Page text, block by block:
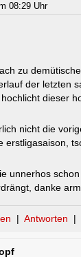
08:29 Uhr
zu
der letzten
dieser
nicht die
erstligasaison,
unnerhos
danke
| Antworten |